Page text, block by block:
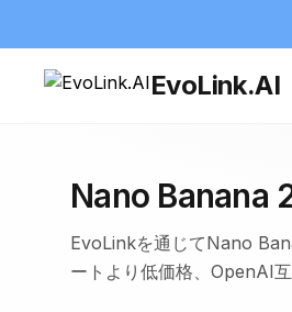
EvoLink.AI
Nano Banana
EvoLinkを通じてNano
ートより低価格、OpenAI